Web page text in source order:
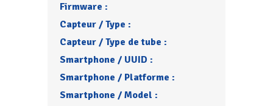
Firmware :
Capteur / Type :
Capteur / Type de tube :
Smartphone / UUID :
Smartphone / Platforme :
Smartphone / Model :